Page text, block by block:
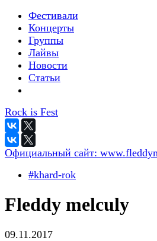
Фестивали
Концерты
Группы
Лайвы
Новости
Статьи
Rock is Fest
Официальный сайт:
#khard-rok
Fleddy melculy
09.11.2017